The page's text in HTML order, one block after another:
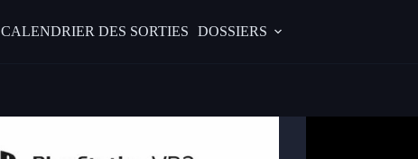
CALENDRIER DES SORTIES DOSSIERS